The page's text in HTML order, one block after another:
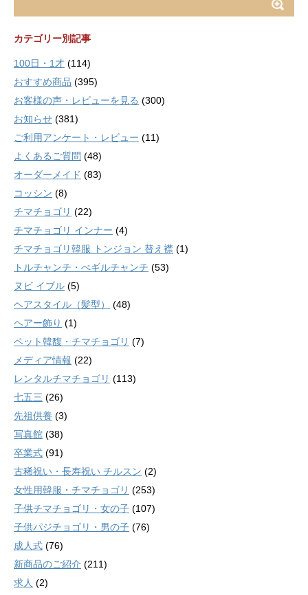
カテゴリー別記事
100日・1才 (114)
おすすめ商品 (395)
お客様の声・レビューを見る (300)
お知らせ (381)
ご利用アンケート・レビュー (11)
よくあるご質問 (48)
オーダーメイド (83)
コッシン (8)
チマチョゴリ (22)
チマチョゴリ インナー (4)
チマチョゴリ韓服 トンジョン 替え襟 (1)
トルチャンチ・ぺギルチャンチ (53)
ヌビ イブル (5)
ヘアスタイル（髪型）
(48)
ヘアー飾り (1)
ペット韓馥・チマチョゴリ (7)
メディア情報 (22)
レンタルチマチョゴリ (113)
七五三 (26)
先祖供養 (3)
写真館 (38)
卒業式 (91)
古稀祝い・長寿祝い チルスン (2)
女性用韓服・チマチョゴリ (253)
子供チマチョゴリ・女の子 (107)
子供パジチョゴリ・男の子 (76)
成人式 (76)
新商品のご紹介 (211)
求人 (2)